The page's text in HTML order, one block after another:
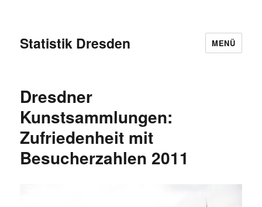
Statistik Dresden MENÜ
Dresdner
Kunstsammlungen:
Zufriedenheit mit
Besucherzahlen 2011